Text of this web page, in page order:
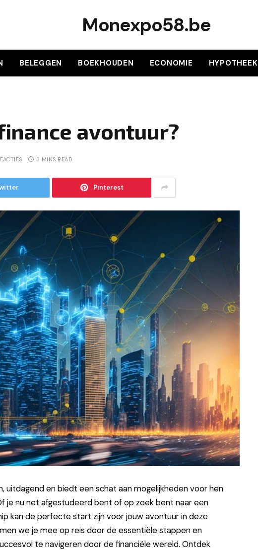
Monexpo58.be
BELEGGEN BOEKHOUDEN ECONOMIE HYPOTHEEK
avontuur?
3 MINS READ
Pinterest
uitdagend en biedt een schat aan mogelijkheden voor hen
je nu net afgestudeerd bent of op zoek bent naar een
kan de perfecte start zijn voor jouw avontuur in deze
we je mee op reis door de essentiële stappen en
te navigeren door de financiële wereld. Ontdek